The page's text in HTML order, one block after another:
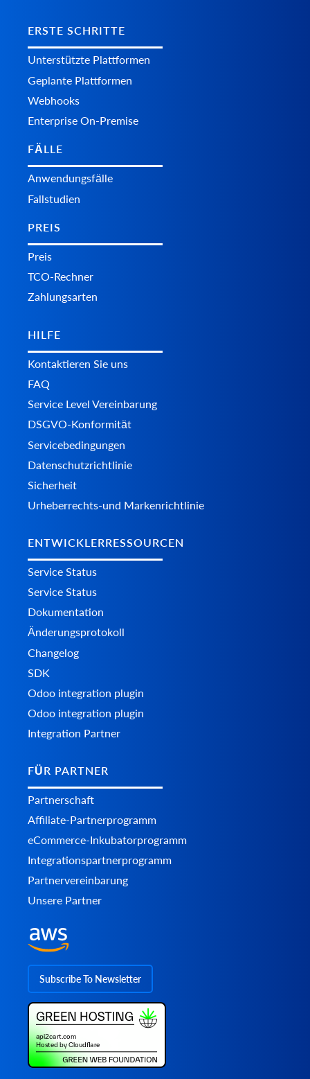
ERSTE SCHRITTE
Unterstützte Plattformen
Geplante Plattformen
Webhooks
Enterprise On-Premise
FÄLLE
Anwendungsfälle
Fallstudien
PREIS
Preis
TCO-Rechner
Zahlungsarten
HILFE
Kontaktieren Sie uns
FAQ
Service Level Vereinbarung
DSGVO-Konformität
Servicebedingungen
Datenschutzrichtlinie
Sicherheit
Urheberrechts-und Markenrichtlinie
ENTWICKLERRESSOURCEN
Service Status
Service Status
Dokumentation
Änderungsprotokoll
Changelog
SDK
Odoo integration plugin
Odoo integration plugin
Integration Partner
FÜR PARTNER
Partnerschaft
Affiliate-Partnerprogramm
eCommerce-Inkubatorprogramm
Integrationspartnerprogramm
Partnervereinbarung
Unsere Partner
Subscribe To Newsletter